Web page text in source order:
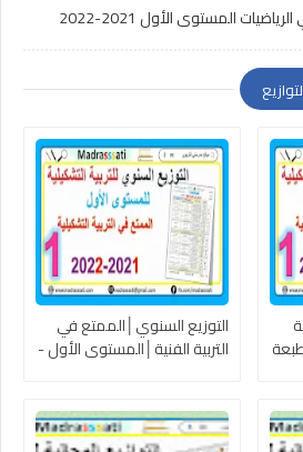
المستوى الأول 2021-2022
التوزيع السنوي│الممتع في
التربية الفنية│المستوى الأول -